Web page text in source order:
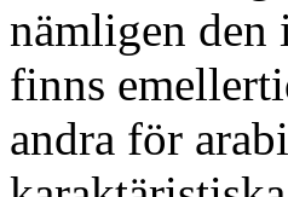
nämligen den
finns
andra för